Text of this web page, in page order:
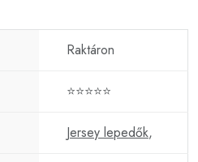
Raktáron
⭐⭐⭐⭐⭐
Jersey lepedők,